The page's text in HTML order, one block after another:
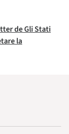
de Gli Stati
la